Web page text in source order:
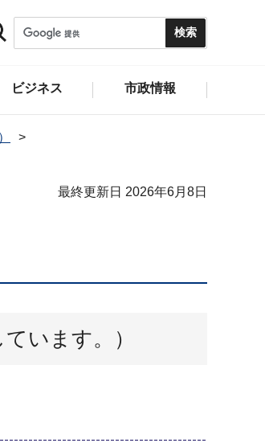
ビジネス 市政情報
最終更新日 2026年6月8日
います。）